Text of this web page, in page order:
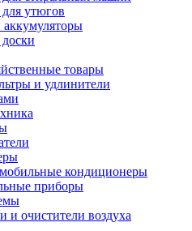
утюгов
аккумуляторы
товары
и удлинители
кондиционеры
приборы
и очистители воздуха